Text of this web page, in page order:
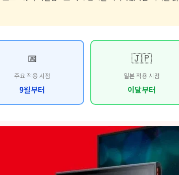
📅
주요 적용 시점
9월부터
🇯🇵
일본 적용 시점
이달부터